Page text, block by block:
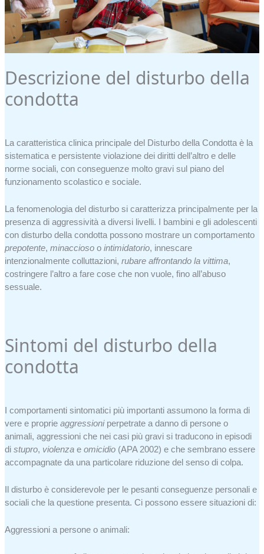
Descrizione del disturbo della
condotta
La caratteristica clinica principale del Disturbo della Condotta è la
sistematica e persistente violazione dei diritti dell’altro e delle
norme sociali, con conseguenze molto gravi sul piano del
funzionamento scolastico e sociale.
La fenomenologia del disturbo si caratterizza principalmente per la
presenza di aggressività a diversi livelli. I bambini e gli adolescenti
con disturbo della condotta possono mostrare un comportamento
prepotente,minaccioso ointimidatorio, innescare
intenzionalmente colluttazioni,rubare affrontando la vittima,
costringere l’altro a fare cose che non vuole, fino all’abuso
sessuale.
Sintomi del disturbo della
condotta
I comportamenti sintomatici più importanti assumono la forma di
vere e proprieaggressioni perpetrate a danno di persone o
animali, aggressioni che nei casi più gravi si traducono in episodi
distupro, violenza eomicidio (APA 2002) e che sembrano essere
accompagnate da una particolare riduzione del senso di colpa.
Il disturbo è considerevole per le pesanti conseguenze personali e
sociali che la questione presenta. Ci possono essere situazioni di:
Aggressioni a persone o animali: